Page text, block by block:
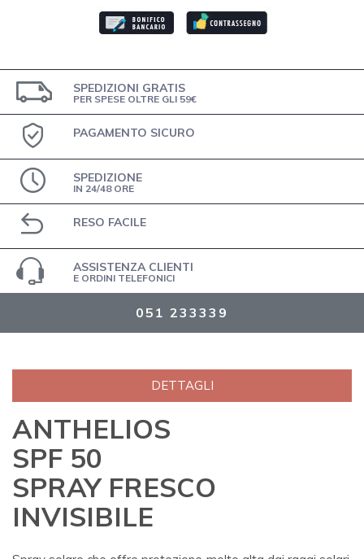
SPEDIZIONI GRATIS
PER SPESE OLTRE GLI 59€
PAGAMENTO SICURO
SPEDIZIONE
IN 24/48 ORE
RESO FACILE
ASSISTENZA CLIENTI
E ORDINI TELEFONICI
051 233339
DETTAGLI
ANTHELIOS
SPF 50
SPRAY FRESCO
INVISIBILE